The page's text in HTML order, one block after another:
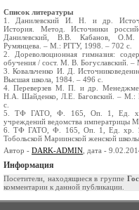
Список литературы
1. Данилевский И. Н. и др.
История. Метод. Источники
Данилевский, В.В. Кабанов,
Румянцева. – М.: РГГУ, 1998. – 702 с.
2. Дореволюционная гимназия:
обучения / сост. М. В. Богуславский. –
3. Ковальченко И. Д.
Высшая школа, 1984. – 496 с.
4. Переверзев М. П. и др.
Н.А. Шайденко, Л.Е. Баговский. –
с.
5. ТФ ГАТО, Ф. 165, Оп. 1, Ед.
учреждений ведомства императрицы
6. ТФ ГАТО, Ф. 165, Оп. 1, Ед. хр.
Тобольской Мариинской женской
Автор - DARK-ADMIN , дата -
Информация
Посетители, находящиеся в группе
комментарии к данной публикации.